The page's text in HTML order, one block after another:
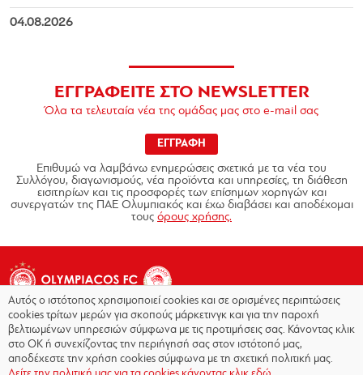
04.08.2026
ΕΓΓΡΑΦΕΙΤΕ ΣΤΟ NEWSLETTER
Όλα τα τελευταία νέα της ομάδας μας στο e-mail σας
ΕΓΓΡΑΦΗ
Επιθυμώ να λαμβάνω ενημερώσεις σχετικά με τα νέα του
Συλλόγου, διαγωνισμούς, νέα προϊόντα και υπηρεσίες, τη διάθεση
εισιτηρίων και τις προσφορές των επίσημων χορηγών και
συνεργατών της ΠΑΕ Ολυμπιακός και έχω διαβάσει και αποδέχομαι
τους όρους χρήσης.
Copyright © 2026 - Olympiacos.org
Αυτός ο ιστότοπος χρησιμοποιεί cookies και σε ορισμένες περιπτώσεις
cookies τρίτων μερών για σκοπούς μάρκετινγκ και για την παροχή
βελτιωμένων υπηρεσιών σύμφωνα με τις προτιμήσεις σας. Κάνοντας κλικ
στο OK ή συνεχίζοντας την περιήγησή σας στον ιστότοπό μας,
αποδέχεστε την χρήση cookies σύμφωνα με τη σχετική πολιτική μας.